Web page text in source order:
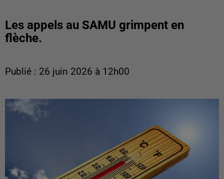
Les appels au SAMU grimpent en
flèche.
Publié : 26 juin 2026 à 12h00